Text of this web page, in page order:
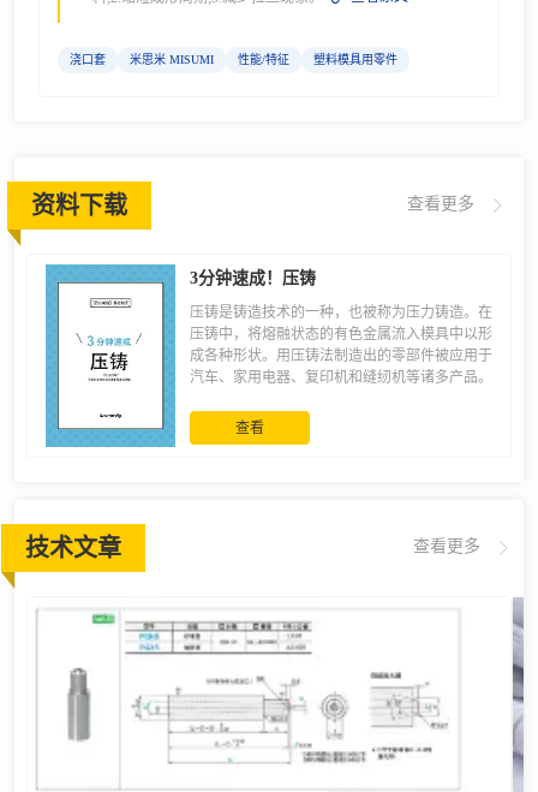
浇口套 米思米 MISUMI 性能/特征 塑料模具用零件
资料下载 查看更多
3分钟速成！压铸
压铸是铸造技术的一种，也被称为压力铸造。在
压铸中，将熔融状态的有色金属流入模具中以形
成各种形状。用压铸法制造出的零部件被应用于
汽车、家用电器、复印机和缝纫机等诸多产品。
查看
技术文章 查看更多